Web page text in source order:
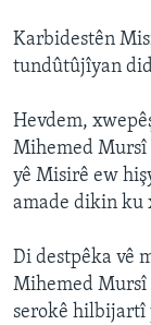
Zimanên Din
Karbidestên
tundûtûjîyan
Hevdem,
Mihemed Mursî
yê Misirê ew
amade dikin ku
Di destpêka vê
Mihemed Mursî
serokê hilbijartî